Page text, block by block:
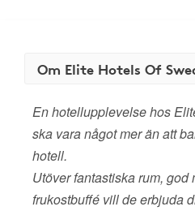
Om Elite Hotels Of
En hotellupplevelse hos
ska vara något mer än att
hotell.
Utöver fantastiska rum,
frukostbuffé vill de erbjuda